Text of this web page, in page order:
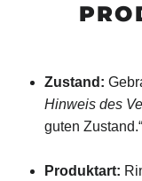
Zustand:
Hinweis des
guten Zustand.“
Produktart: